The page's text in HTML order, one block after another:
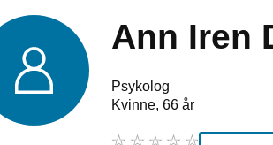
Ann Iren
Psykolog
Kvinne, 66 år